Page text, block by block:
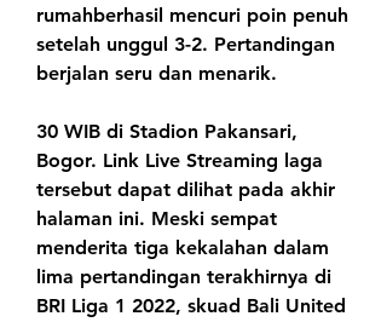
rumahberhasil mencuri poin penuh
setelah unggul 3-2. Pertandingan
berjalan seru dan menarik.
30 WIB di Stadion Pakansari,
Bogor. Link Live Streaming laga
tersebut dapat dilihat pada akhir
halaman ini. Meski sempat
menderita tiga kekalahan dalam
lima pertandingan terakhirnya di
BRI Liga 1 2022, skuad Bali United